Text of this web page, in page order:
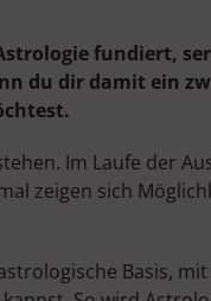
fundiert,
du dir damit ein
Im Laufe der
zeigen sich
Basis,